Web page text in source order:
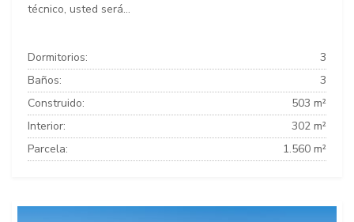
técnico, usted será...
Dormitorios:
3
Baños:
3
Construido:
503 m²
Interior:
302 m²
Parcela:
1.560 m²